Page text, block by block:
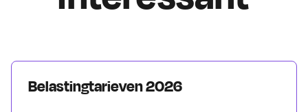
Belastingtarieven 2026